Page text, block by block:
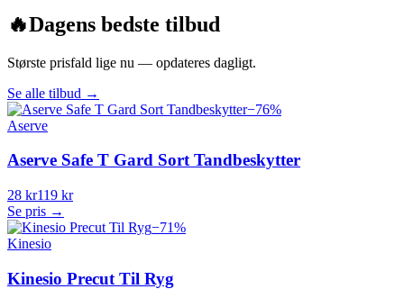
🔥Dagens bedste tilbud
Største prisfald lige nu — opdateres dagligt.
Se alle tilbud →
−76%
Aserve
Aserve Safe T Gard Sort Tandbeskytter
28 kr119 kr
Se pris →
−71%
Kinesio
Kinesio Precut Til Ryg